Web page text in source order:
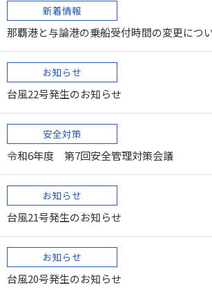
新着情報
那覇港と与論港の乗船受付時間の変更につ
お知らせ
台風22号発生のお知らせ
安全対策
令和6年度 第7回安全管理対策会議
お知らせ
台風21号発生のお知らせ
お知らせ
台風20号発生のお知らせ